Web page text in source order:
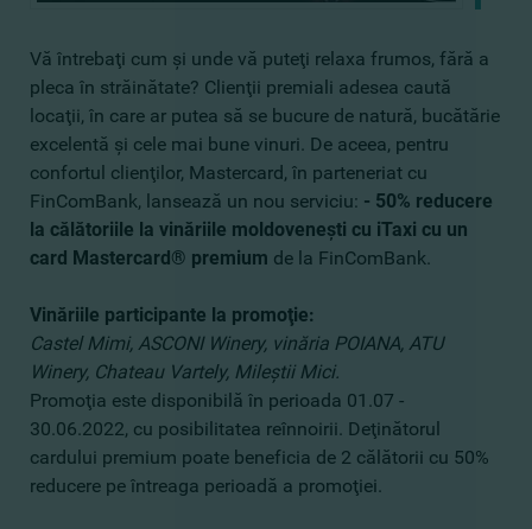
Vă întrebaţi cum şi unde vă puteţi relaxa frumos, fără a
pleca în străinătate? Clienţii premiali adesea caută
locaţii, în care ar putea să se bucure de natură, bucătărie
excelentă şi cele mai bune vinuri. De aceea, pentru
confortul clienţilor, Mastercard, în parteneriat cu
FinComBank, lansează un nou serviciu: - 50% reducere
la călătoriile la vinăriile moldoveneşti cu iTaxi cu un
card Mastercard® premium de la FinComBank.
Vinăriile participante la promoţie:
Castel Mimi, ASCONI Winery, vinăria POIANA, ATU
Winery, Chateau Vartely, Mileştii Mici.
Promoţia este disponibilă în perioada 01.07 -
30.06.2022, cu posibilitatea reînnoirii. Deţinătorul
cardului premium poate beneficia de 2 călătorii cu 50%
reducere pe întreaga perioadă a promoţiei.